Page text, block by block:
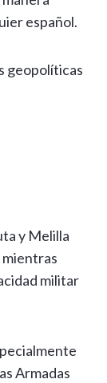
español.
geopolíticas
y Melilla
militar
Armadas